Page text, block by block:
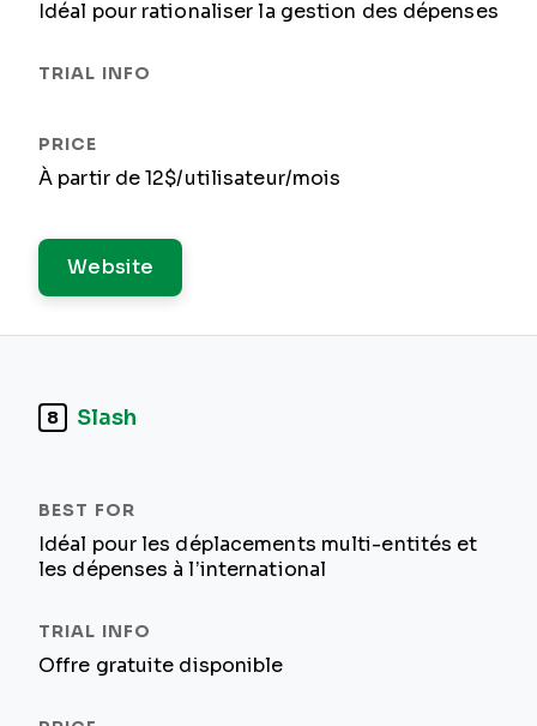
Idéal pour rationaliser la gestion des dépenses
À partir de 12$/utilisateur/mois
Website
8 Slash
Idéal pour les déplacements multi-entités et
les dépenses à l’international
Offre gratuite disponible